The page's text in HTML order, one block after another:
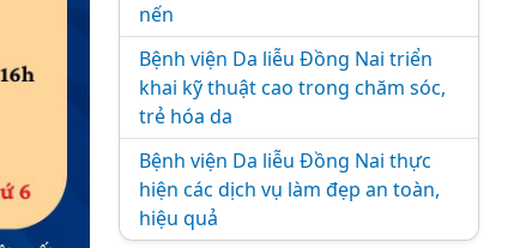
nến
Bệnh viện Da liễu Đồng Nai triển
khai kỹ thuật cao trong chăm sóc,
trẻ hóa da
Bệnh viện Da liễu Đồng Nai thực
hiện các dịch vụ làm đẹp an toàn,
hiệu quả